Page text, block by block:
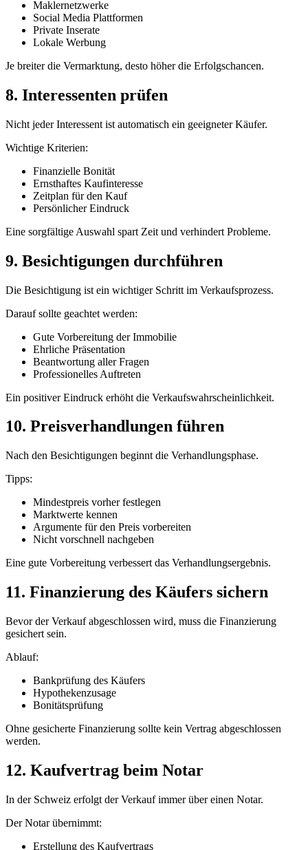
Maklernetzwerke
Social Media Plattformen
Private Inserate
Lokale Werbung
Je breiter die Vermarktung, desto höher die Erfolgschancen.
8. Interessenten prüfen
Nicht jeder Interessent ist automatisch ein geeigneter Käufer.
Wichtige Kriterien:
Finanzielle Bonität
Ernsthaftes Kaufinteresse
Zeitplan für den Kauf
Persönlicher Eindruck
Eine sorgfältige Auswahl spart Zeit und verhindert Probleme.
9. Besichtigungen durchführen
Die Besichtigung ist ein wichtiger Schritt im Verkaufsprozess.
Darauf sollte geachtet werden:
Gute Vorbereitung der Immobilie
Ehrliche Präsentation
Beantwortung aller Fragen
Professionelles Auftreten
Ein positiver Eindruck erhöht die Verkaufswahrscheinlichkeit.
10. Preisverhandlungen führen
Nach den Besichtigungen beginnt die Verhandlungsphase.
Tipps:
Mindestpreis vorher festlegen
Marktwerte kennen
Argumente für den Preis vorbereiten
Nicht vorschnell nachgeben
Eine gute Vorbereitung verbessert das Verhandlungsergebnis.
11. Finanzierung des Käufers sichern
Bevor der Verkauf abgeschlossen wird, muss die Finanzierung
gesichert sein.
Ablauf:
Bankprüfung des Käufers
Hypothekenzusage
Bonitätsprüfung
Ohne gesicherte Finanzierung sollte kein Vertrag abgeschlossen
werden.
12. Kaufvertrag beim Notar
In der Schweiz erfolgt der Verkauf immer über einen Notar.
Der Notar übernimmt:
Erstellung des Kaufvertrags